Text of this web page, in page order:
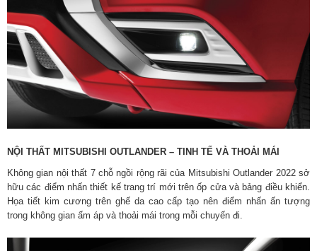
NỘI THẤT MITSUBISHI OUTLANDER – TINH TẾ VÀ THOẢI MÁI
Không gian nội thất 7 chỗ ngồi rộng rãi của Mitsubishi Outlander 2022 sở
hữu các điểm nhấn thiết kế trang trí mới trên ốp cửa và bảng điều khiển.
Họa tiết kim cương trên ghế da cao cấp tạo nên điểm nhấn ấn tượng
trong không gian ấm áp và thoải mái trong mỗi chuyến đi.